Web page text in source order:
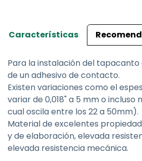
Características
Para la instalación del tapacanto
de un adhesivo de contacto.
Existen variaciones como el
variar de 0,018" a 5 mm o incluso
cual oscila entre los 22 a 50mm).
Material de excelentes
y de elaboración, elevada
elevada resistencia mecánica.